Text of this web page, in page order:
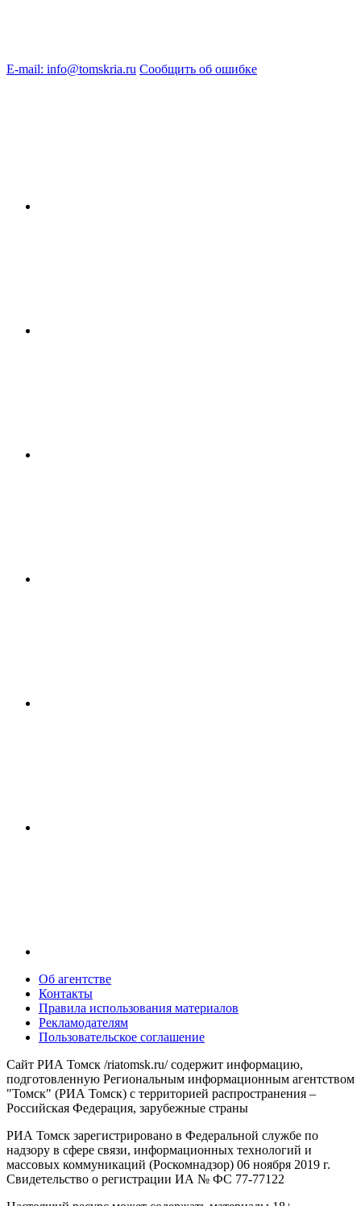
E-mail: info@tomskria.ru Сообщить об ошибке
Об агентстве
Контакты
Правила использования материалов
Рекламодателям
Пользовательское соглашение
Сайт РИА Томск /riatomsk.ru/ содержит информацию,
подготовленную Региональным информационным агентством
"Томск" (РИА Томск) с территорией распространения –
Российская Федерация, зарубежные страны
РИА Томск зарегистрировано в Федеральной службе по
надзору в сфере связи, информационных технологий и
массовых коммуникаций (Роскомнадзор) 06 ноября 2019 г.
Свидетельство о регистрации ИА № ФС 77-77122